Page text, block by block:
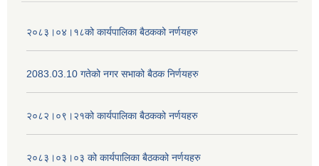
२०८३।०४।१८को कार्यपालिका बैठकको नर्णयहरु
2083.03.10 गतेको नगर सभाको बैठक निर्णयहरु
२०८२।०९।२१को कार्यपालिका बैठकको नर्णयहरु
२०८३।०३।०३ को कार्यपालिका बैठकको नर्णयहरु